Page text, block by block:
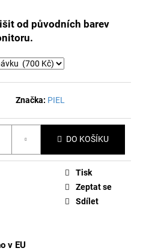
od původních barev
Značka: PIEL
DO KOŠÍKU
Tisk
Zeptat se
Sdílet
v EU